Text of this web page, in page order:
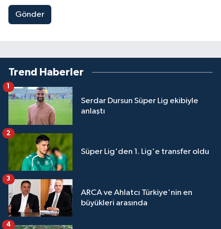
Gönder
Trend Haberler
Serdar Dursun Süper Lig ekibiyle
anlaştı
Süper Lig'den 1. Lig'e transfer oldu
2
ARCA ve Ahlatcı Türkiye'nin en
büyükleri arasında
3
4